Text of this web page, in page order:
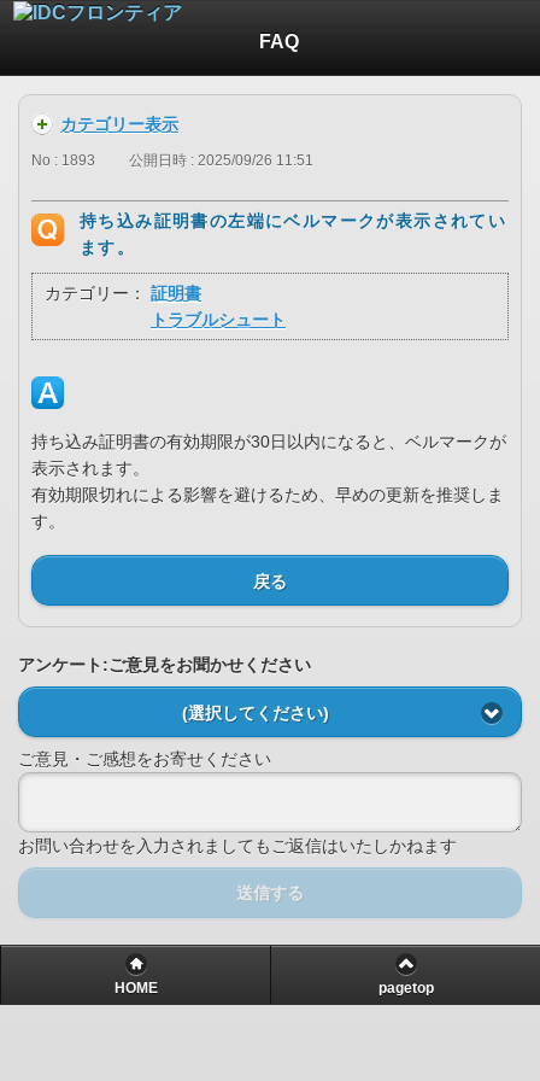
FAQ
カテゴリー表示
No : 1893 公開日時 : 2025/09/26 11:51
持ち込み証明書の左端にベルマークが表示されてい
ます。
カテゴリー：
証明書
トラブルシュート
持ち込み証明書の有効期限が30日以内になると、ベルマークが
表示されます。
有効期限切れによる影響を避けるため、早めの更新を推奨しま
す。
戻る
アンケート:ご意見をお聞かせください
(選択してください)
ご意見・ご感想をお寄せください
お問い合わせを入力されましてもご返信はいたしかねます
送信する
HOME pagetop